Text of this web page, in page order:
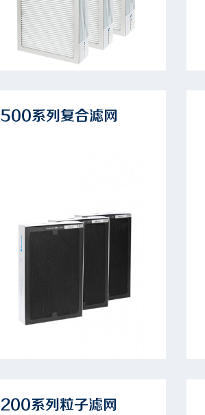
500系列复合滤网
200系列粒子滤网